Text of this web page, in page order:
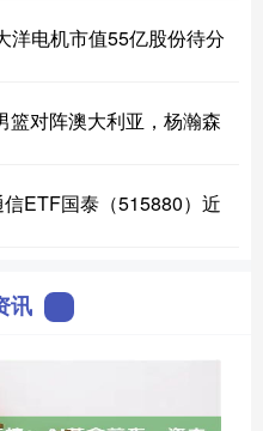
洋电机市值55亿股份待分
篮对阵澳大利亚，杨瀚森
ETF国泰（515880）近
讯